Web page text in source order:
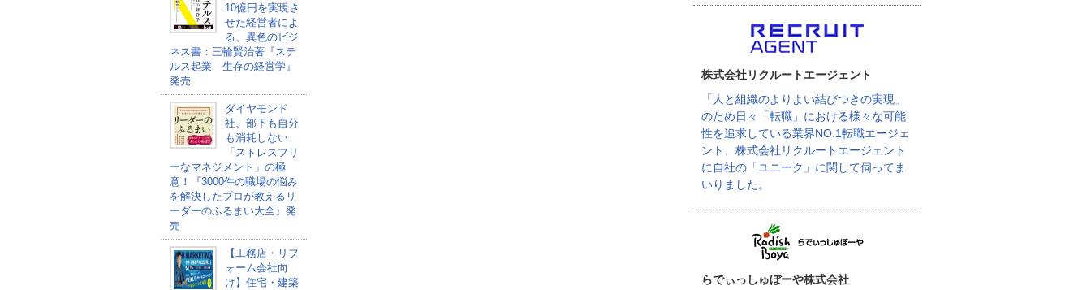
10億円を実現さ
せた経営者によ
る、異色のビジ
ネス書：三輪賢治著『ステ
ルス起業 生存の経営学』
発売
ダイヤモンド
社、部下も自分
も消耗しない
「ストレスフリ
ーなマネジメント」の極
意！『3000件の職場の悩み
を解決したプロが教えるリ
ーダーのふるまい大全』発
売
【工務店・リフ
ォーム会社向
け】住宅・建築
株式会社リクルートエージェント
「人と組織のよりよい結びつきの実現」
のため日々「転職」における様々な可能
性を追求している業界NO.1転職エージェ
ント、株式会社リクルートエージェント
に自社の「ユニーク」に関して伺ってま
いりました。
らでぃっしゅぼーや株式会社